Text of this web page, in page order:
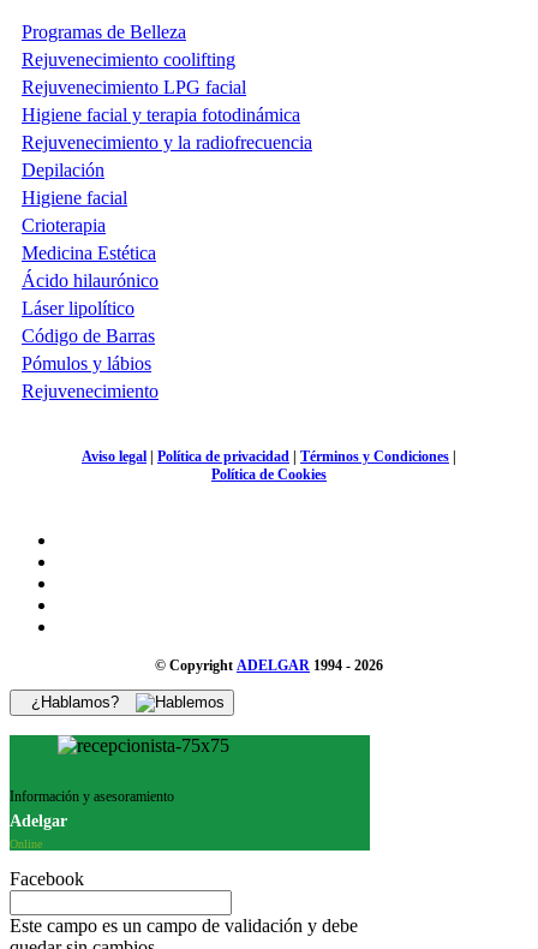
Programas de Belleza
Rejuvenecimiento coolifting
Rejuvenecimiento LPG facial
Higiene facial y terapia fotodinámica
Rejuvenecimiento y la radiofrecuencia
Depilación
Higiene facial
Crioterapia
Medicina Estética
Ácido hilaurónico
Láser lipolítico
Código de Barras
Pómulos y lábios
Rejuvenecimiento
Aviso legal | Política de privacidad | Términos y Condiciones |
Política de Cookies
© Copyright ADELGAR 1994 - 2026
¿Hablamos?
Información y asesoramiento
Adelgar
Online
Facebook
Este campo es un campo de validación y debe